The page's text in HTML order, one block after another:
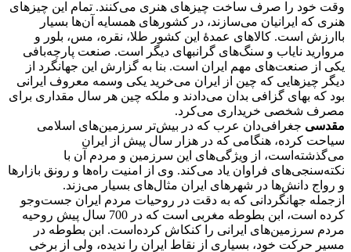
وقت خود را صرف ساخت چیزهای هنری می‌کنند. تمام این چیزهای
هنری که ایرانیان می‌سازند، در کشورهای همسایه آن‌ها بسیار
باارزش است. کالاهای عمدۀ این کشور طلا، نقره، مس، بلور و
مروارید نایاب و سنگ‌های گرانبهای دیگر است. صنعت پارچه‌بافی
یکی از صنعت‌های مهم ایران است. بنا به گزارش این جهانگرد از
دیگر چیزهایی که چین از ایران می‌خرید یکی وسمه معروف ایرانی
بود که بهای گزافی بدان می‌دادند و ملکه چین هر سال مقداری برای
مصرف شخصی خریداری می‌کرد.
مقدسی جغرافی‌دان عرب که در بیش‌تر سرزمین‌های اسلامی
سیاحت کرده، هنگامی که در هزار سال پیش از ایران
می‌گذشته‌است، از ویژگی‌های این سرزمین و مردم آن با
نکته‌سنجی‌های فراوان یاد می‌کند. وی از امنیت راه‌ها و رونق بازارها
و رواج دانش‌ها در شهرهای ایران مثال‌های بسیار می‌زند.
ازجمله جهانگردانی که به دقت در روحیات مردم ایران جست‌وجو
کرده‌ است، ابن بطوطه مغربی است که در 700 سال پیش روحیه
مردم سرزمین‌های ایرانی را کنکاش کرده‌است. ابن‌ بطوطه‌ در
مسیر حرکت‌ خود، بسیاری‌ از نقاط‌ ایران‌ را ندیده‌، ولی‌ از برخی‌